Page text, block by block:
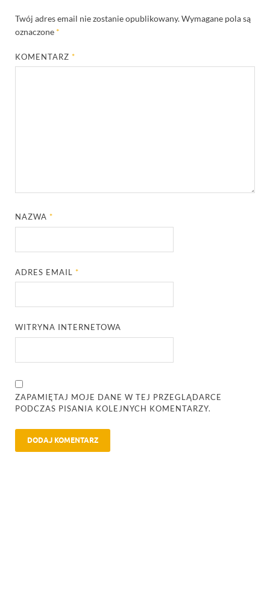
Twój adres email nie zostanie opublikowany.Wymagane pola są
oznaczone *
KOMENTARZ*
NAZWA*
ADRES EMAIL*
WITRYNA INTERNETOWA
ZAPAMIĘTAJ MOJE DANE W TEJ PRZEGLĄDARCE
PODCZAS PISANIA KOLEJNYCH KOMENTARZY.